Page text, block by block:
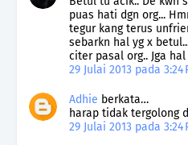
puas hati dgn org...
tegur kang terus
sebarkn hal yg x
citer pasal org.. Jga
29 Julai 2013 pada 3:24
Adhie berkata…
harap tidak tergolong
29 Julai 2013 pada 3:24